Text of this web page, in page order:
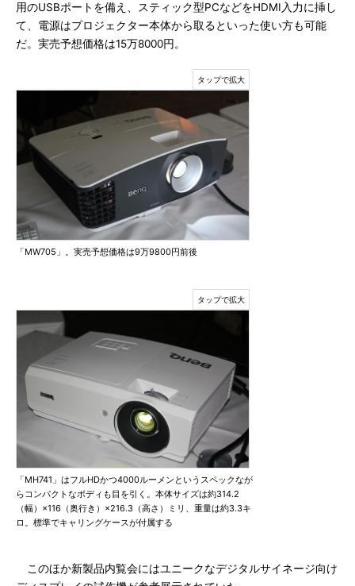
用のUSBポートを備え、スティック型PCなどをHDMI入力に挿し
て、電源はプロジェクター本体から取るといった使い方も可能
だ。実売予想価格は15万8000円。
「MW705」。実売予想価格は9万9800円前後
「MH741」はフルHDかつ4000ルーメンというスペックなが
らコンパクトなボディも目を引く。本体サイズは約314.2
（幅）×116（奥行き）×216.3（高さ）ミリ、重量は約3.3キ
ロ。標準でキャリングケースが付属する
このほか新製品内覧会にはユニークなデジタルサイネージ向け